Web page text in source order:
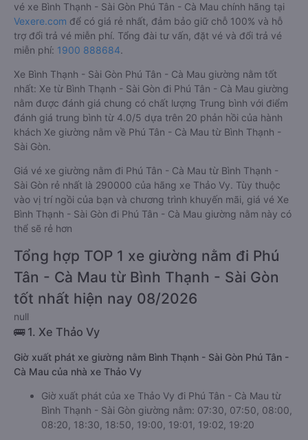
vé xe Bình Thạnh - Sài Gòn Phú Tân - Cà Mau chính hãng tại
Vexere.com để có giá rẻ nhất, đảm bảo giữ chỗ 100% và hỗ
trợ đổi trả vé miễn phí. Tổng đài tư vấn, đặt vé và đổi trả vé
miễn phí: 1900 888684.
Xe Bình Thạnh - Sài Gòn Phú Tân - Cà Mau giường nằm tốt
nhất: Xe từ Bình Thạnh - Sài Gòn đi Phú Tân - Cà Mau giường
nằm được đánh giá chung có chất lượng Trung bình với điểm
đánh giá trung bình từ 4.0/5 dựa trên 20 phản hồi của hành
khách Xe giường nằm về Phú Tân - Cà Mau từ Bình Thạnh -
Sài Gòn.
Giá vé xe giường nằm đi Phú Tân - Cà Mau từ Bình Thạnh -
Sài Gòn rẻ nhất là 290000 của hãng xe Thảo Vy. Tùy thuộc
vào vị trí ngồi của bạn và chương trình khuyến mãi, giá vé Xe
Bình Thạnh - Sài Gòn đi Phú Tân - Cà Mau giường nằm này có
thể sẽ rẻ hơn
Tổng hợp TOP 1 xe giường nằm đi Phú
Tân - Cà Mau từ Bình Thạnh - Sài Gòn
tốt nhất hiện nay 08/2026
null
🚌 1. Xe Thảo Vy
Giờ xuất phát xe giường nằm Bình Thạnh - Sài Gòn Phú Tân -
Cà Mau của nhà xe Thảo Vy
Giờ xuất phát của xe Thảo Vy đi Phú Tân - Cà Mau từ
Bình Thạnh - Sài Gòn giường nằm: 07:30, 07:50, 08:00,
08:20, 18:30, 18:50, 19:00, 19:01, 19:02, 19:20